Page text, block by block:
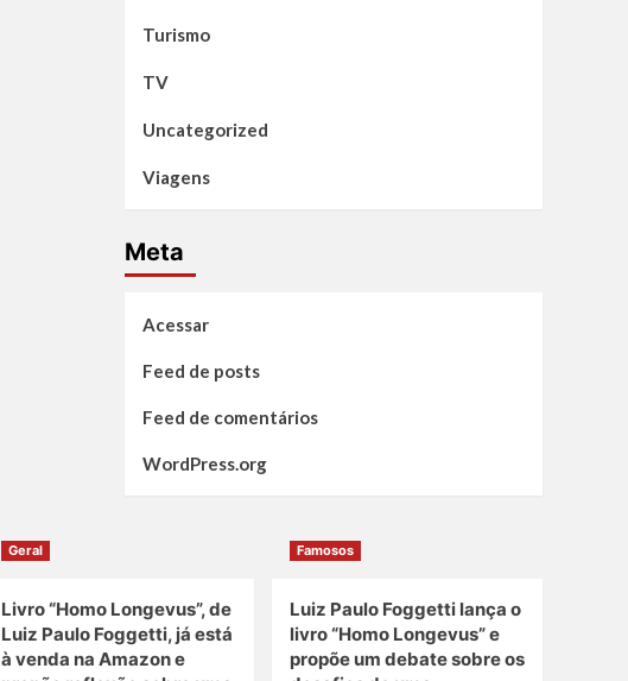
Turismo
TV
Uncategorized
Viagens
Meta
Acessar
Feed de posts
Feed de comentários
WordPress.org
Geral
Livro “Homo Longevus”, de
Luiz Paulo Foggetti, já está
à venda na Amazon e
Famosos
Luiz Paulo Foggetti lança o
livro “Homo Longevus” e
propõe um debate sobre os